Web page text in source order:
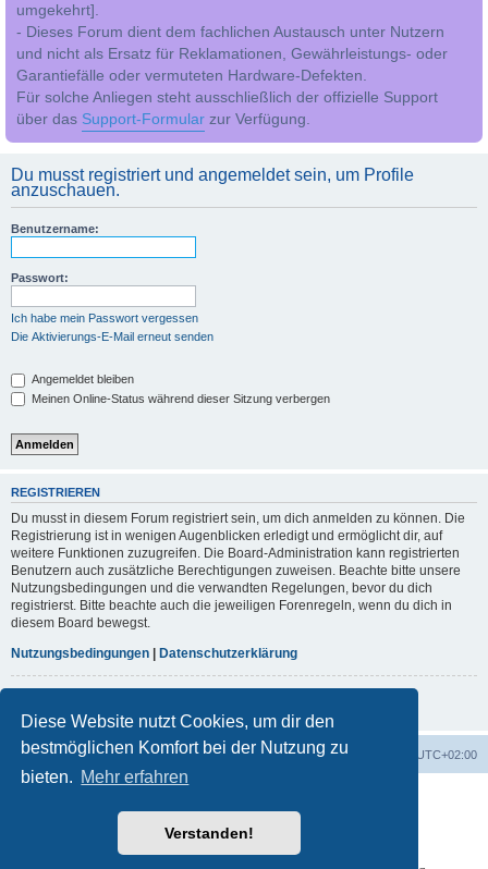
Diese Website nutzt Cookies, um dir den
bestmöglichen Komfort bei der Nutzung zu
bieten. Mehr erfahren
Verstanden!
umgekehrt].
- Dieses Forum dient dem fachlichen Austausch unter Nutzern
und nicht als Ersatz für Reklamationen, Gewährleistungs- oder
Garantiefälle oder vermuteten Hardware-Defekten.
Für solche Anliegen steht ausschließlich der offizielle Support
über das Support-Formular zur Verfügung.
Du musst registriert und angemeldet sein, um Profile
anzuschauen.
Benutzername:
Passwort:
Ich habe mein Passwort vergessen
Die Aktivierungs-E-Mail erneut senden
Angemeldet bleiben
Meinen Online-Status während dieser Sitzung verbergen
REGISTRIEREN
Du musst in diesem Forum registriert sein, um dich anmelden zu können. Die
Registrierung ist in wenigen Augenblicken erledigt und ermöglicht dir, auf
weitere Funktionen zuzugreifen. Die Board-Administration kann registrierten
Benutzern auch zusätzliche Berechtigungen zuweisen. Beachte bitte unsere
Nutzungsbedingungen und die verwandten Regelungen, bevor du dich
registrierst. Bitte beachte auch die jeweiligen Forenregeln, wenn du dich in
diesem Board bewegst.
Nutzungsbedingungen | Datenschutzerklärung
Foren-Übersicht Alle Zeiten sind UTC+02:00
Alle Cookies löschen
Deutsche Übersetzung durchphpBB.de
phpBB post Reactions
Nutzungsbedingungen